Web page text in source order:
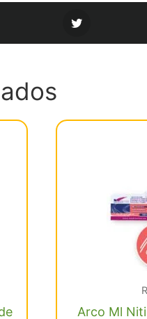
Arco Ml